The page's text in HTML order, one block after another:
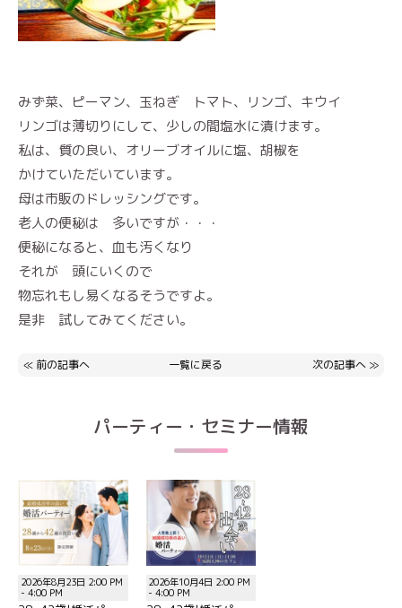
みず菜、ピーマン、玉ねぎ トマト、リンゴ、キウイ
リンゴは薄切りにして、少しの間塩水に漬けます。
私は、質の良い、オリーブオイルに塩、胡椒を
かけていただいています。
母は市販のドレッシングです。
老人の便秘は 多いですが・・・
便秘になると、血も汚くなり
それが 頭にいくので
物忘れもし易くなるそうですよ。
是非 試してみてください。
≪ 前の記事へ 一覧に戻る 次の記事へ ≫
パーティー・セミナー情報
2026年8月23日 2:00 PM
- 4:00 PM
2026年10月4日 2:00 PM
- 4:00 PM